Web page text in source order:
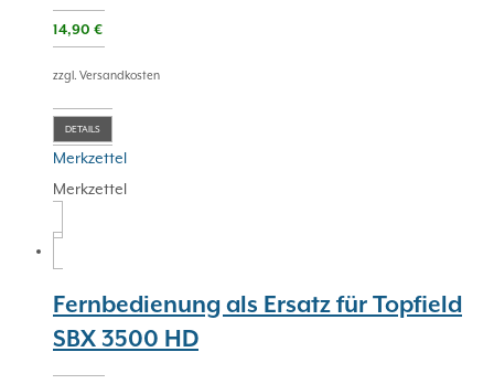
14,90 €
zzgl. Versandkosten
DETAILS
Merkzettel
Merkzettel
Fernbedienung als Ersatz für Topfield
SBX 3500 HD